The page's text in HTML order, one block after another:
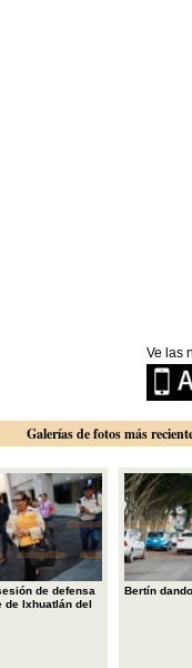
Ve las
Galerías de fotos más
de defensa
de Ixhuatlán del
Bertín